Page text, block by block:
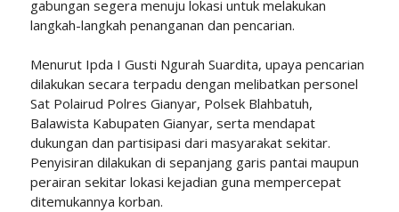
gabungan segera menuju lokasi untuk melakukan
langkah-langkah penanganan dan pencarian.
Menurut Ipda I Gusti Ngurah Suardita, upaya pencarian
dilakukan secara terpadu dengan melibatkan personel
Sat Polairud Polres Gianyar, Polsek Blahbatuh,
Balawista Kabupaten Gianyar, serta mendapat
dukungan dan partisipasi dari masyarakat sekitar.
Penyisiran dilakukan di sepanjang garis pantai maupun
perairan sekitar lokasi kejadian guna mempercepat
ditemukannya korban.